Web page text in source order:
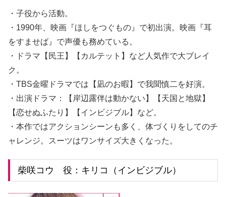
・子役から活動。
・1990年、映画『ほしをつぐもの』で初出演。映画『耳
をすませば』で声優も務めている。
・ドラマ【民王】【カルテット】など人気作で大ブレイ
ク。
・TBS金曜ドラマでは【凪のお暇】で我聞慎二を好演。
・出演ドラマ：【岸辺露伴は動かない】【天国と地獄】
【恋せぬふたり】【インビジブル】など。
・本作ではアクションシーンも多く、体づくりをしてのチ
ャレンジ。スーツはワンサイズ大きくなった。
柴咲コウ 役：キリコ（インビジブル）